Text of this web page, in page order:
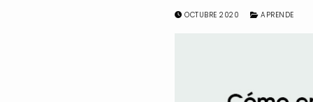
OCTUBRE 2020 APRENDE